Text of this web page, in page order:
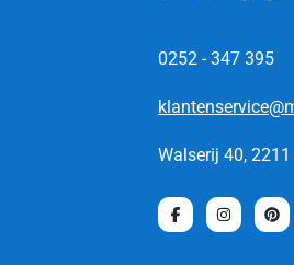
0252 - 347 395
Walserij 40,